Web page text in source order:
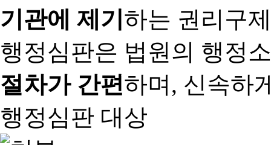
기관에 제기하는 권리구
행정심판은 법원의 행정
절차가 간편하며, 신속하
행정심판 대상